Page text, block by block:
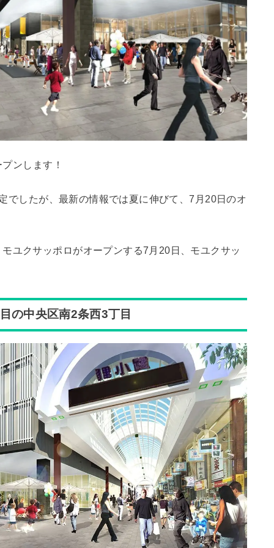
ンします！
でしたが、最新の情報では夏に伸びて、7月20日のオ
ユクサッポロがオープンする7月20日、モユクサッ
の中央区南2条西3丁目